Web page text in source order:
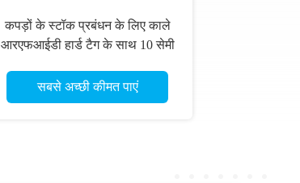
कपड़ों के स्टॉक प्रबंधन के लिए काले
आरएफआईडी हार्ड टैग के साथ 10 सेमी
सीएमवाईके प्रिंटिंग
सबसे अच्छी कीमत पाएं